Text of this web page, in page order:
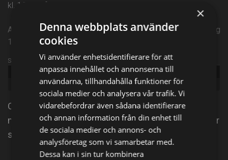
kl. 19:00 på TV6
Amerikanskt kriminaldrama från 2021 | Episode 16 | Säsong
13
Sändningsinformation
Publicerad: 2021
Drama
Office of Special Projects (OSP) inom NCIS jobbar
med att gripa livsfarliga och svårfångade brottslingar
som utgör ett hot mot nationens säkerhet.
×
Denna webbplats använder
cookies
Vi använder enhetsidentifierare för att
anpassa innehållet och annonserna till
användarna, tillhandahålla funktioner för
sociala medier och analysera vår trafik. Vi
vidarebefordrar även sådana identifierare
och annan information från din enhet till
de sociala medier och annons- och
analysföretag som vi samarbetar med.
Dessa kan i sin tur kombinera